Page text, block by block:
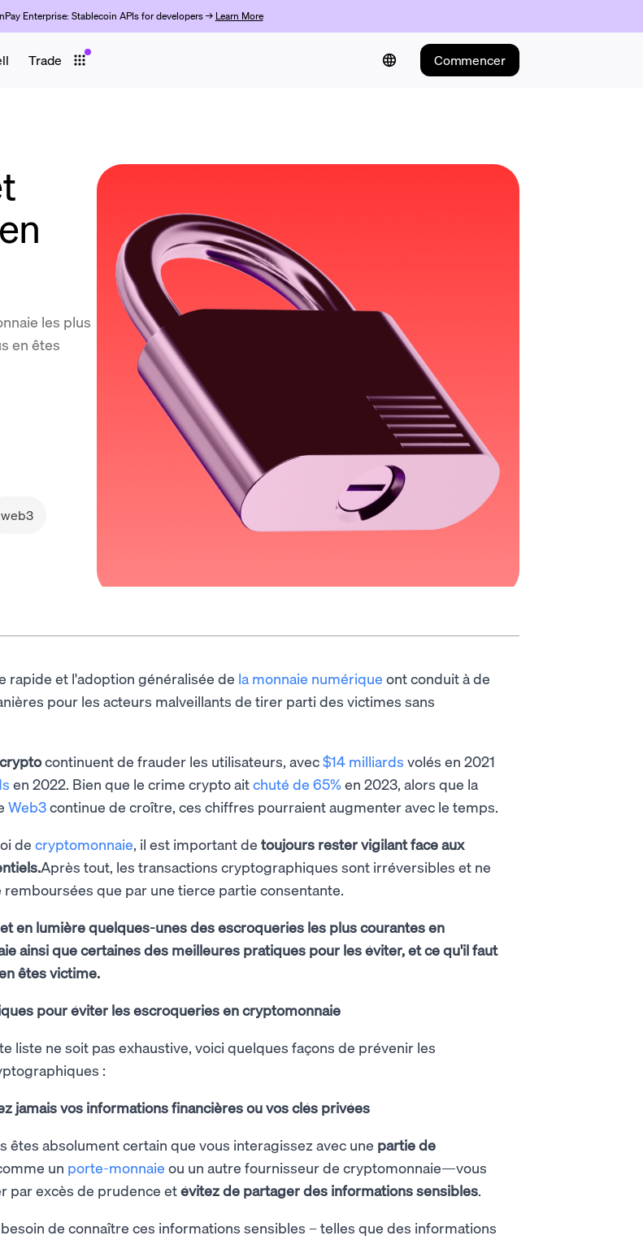
Enterprise: Stablecoin APIs for developers → Learn More
Trade Commencer
les plus
en êtes
web3
rapide et l'adoption généralisée de la monnaie numérique ont conduit à de
pour les acteurs malveillants de tirer parti des victimes sans
continuent de frauder les utilisateurs, avec$14 milliards volés en 2021
en 2022. Bien que le crime crypto aitchuté de 65% en 2023, alors que la
Web3continue de croître, ces chiffres pourraient augmenter avec le temps.
de cryptomonnaie, il est important de toujours rester vigilant face aux
Après tout, les transactions cryptographiques sont irréversibles et ne
que par une tierce partie consentante.
en lumière quelques-unes des escroqueries les plus courantes en
ainsi que certaines des meilleures pratiques pour les éviter, et ce qu'il faut
êtes victime.
pour éviter les escroqueries en cryptomonnaie
liste ne soit pas exhaustive, voici quelques façons de prévenir les
:
jamais vos informations financières ou vos clés privées
êtes absolument certain que vous interagissez avec une partie de
un porte-monnaie ou un autre fournisseur de cryptomonnaie—vous
par excès de prudence etévitez de partager des informations sensibles.
de connaître ces informations sensibles – telles que des informations